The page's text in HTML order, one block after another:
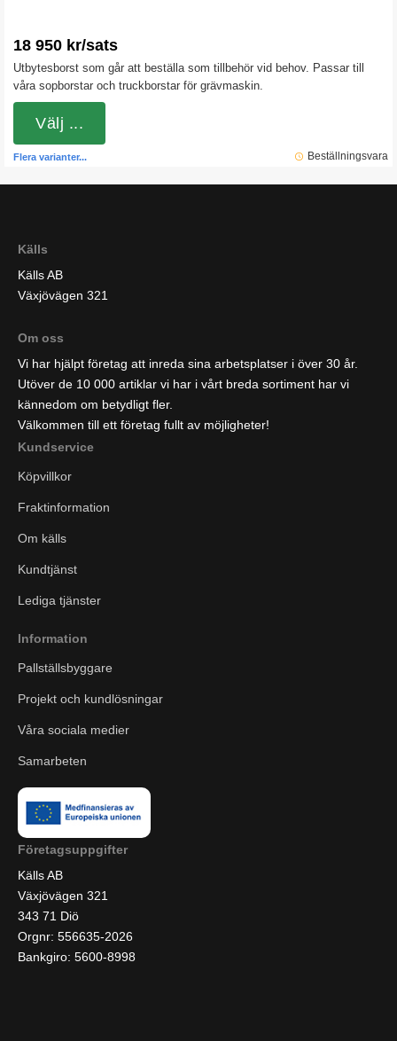
18 950 kr/sats
Utbytesborst som går att beställa som tillbehör vid behov. Passar till
våra sopborstar och truckborstar för grävmaskin.
Beställningsvara
Flera varianter...
Välj ...
Källs
Källs AB
Växjövägen 321
Om oss
Vi har hjälpt företag att inreda sina arbetsplatser i över 30 år.
Utöver de 10 000 artiklar vi har i vårt breda sortiment har vi
kännedom om betydligt fler.
Välkommen till ett företag fullt av möjligheter!
Kundservice
Köpvillkor
Fraktinformation
Om källs
Kundtjänst
Lediga tjänster
Information
Pallställsbyggare
Projekt och kundlösningar
Våra sociala medier
Samarbeten
Företagsuppgifter
Källs AB
Växjövägen 321
343 71 Diö
Orgnr: 556635-2026
Bankgiro: 5600-8998